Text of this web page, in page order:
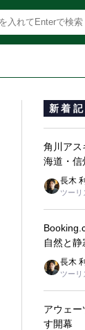
新着
角川ア
海道・信
長木
ツーリ
自然と
長木
ツーリ
アウェ
す開幕